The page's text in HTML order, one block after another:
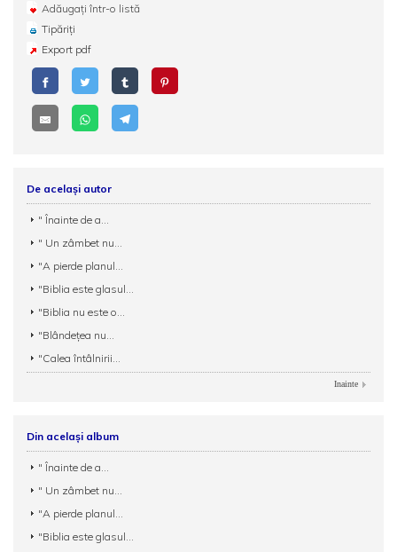
Adăugați într-o listă
Tipăriți
Export pdf
De același autor
" Înainte de a...
" Un zâmbet nu...
"A pierde planul...
"Biblia este glasul...
"Biblia nu este o...
"Blândeţea nu...
"Calea întâlnirii...
Inainte
Din același album
" Înainte de a...
" Un zâmbet nu...
"A pierde planul...
"Biblia este glasul...